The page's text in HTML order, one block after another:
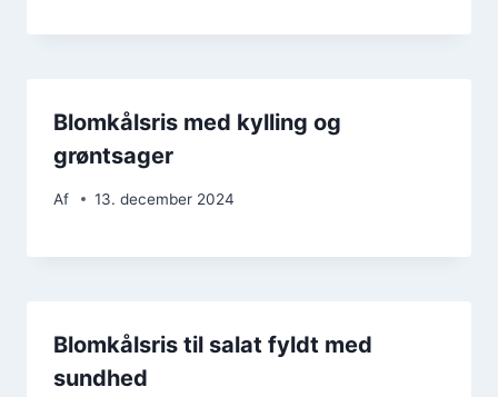
Blomkålsris med kylling og
grøntsager
Af 13. december 2024
Blomkålsris til salat fyldt med
sundhed